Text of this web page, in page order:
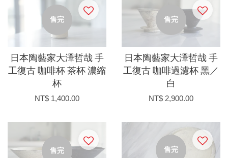
售完
日本陶藝家大澤哲哉 手
工復古 咖啡杯 茶杯 濃縮
杯
NT$ 1,400.00
售完
日本陶藝家大澤哲哉 手
工復古 咖啡過濾杯 黑／
白
NT$ 2,900.00
售完 售完